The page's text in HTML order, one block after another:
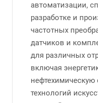
автоматизации,
разработке и
частотных
датчиков и
для различных
включая
нефтехимическую
технологий